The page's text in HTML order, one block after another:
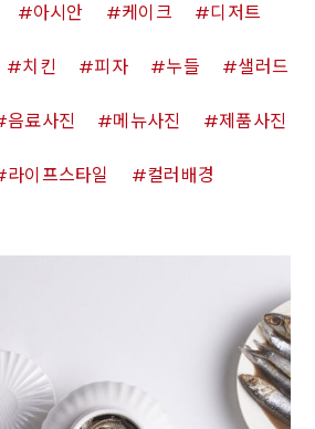
아시안 케이크 디저트
치킨 피자 누들 샐러드
음료사진 메뉴사진 제품사진
라이프스타일 컬러배경